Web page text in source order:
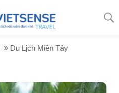
Du Lịch Miền Tây